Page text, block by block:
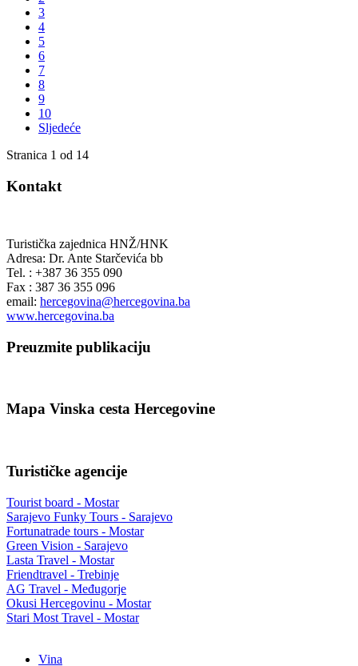
3
4
5
6
7
8
9
10
Sljedeće
Stranica 1 od 14
Kontakt
Turistička zajednica HNŽ/HNK
Adresa: Dr. Ante Starčevića bb
Tel. : +387 36 355 090
Fax : 387 36 355 096
email: hercegovina@hercegovina.ba
www.hercegovina.ba
Preuzmite publikaciju
Mapa Vinska cesta Hercegovine
Turističke agencije
Tourist board - Mostar
Sarajevo Funky Tours - Sarajevo
Fortunatrade tours - Mostar
Green Vision - Sarajevo
Lasta Travel - Mostar
Friendtravel - Trebinje
AG Travel - Međugorje
Okusi Hercegovinu - Mostar
Stari Most Travel - Mostar
Vina